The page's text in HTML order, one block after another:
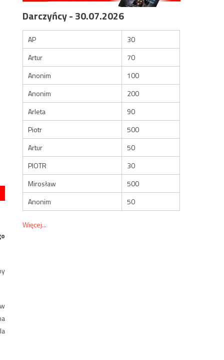
Darczyńcy - 30.07.2026
AP
30
Artur
70
Anonim
100
Anonim
200
Arleta
90
Piotr
500
Artur
50
PIOTR
30
Mirosław
500
Anonim
50
Więcej...